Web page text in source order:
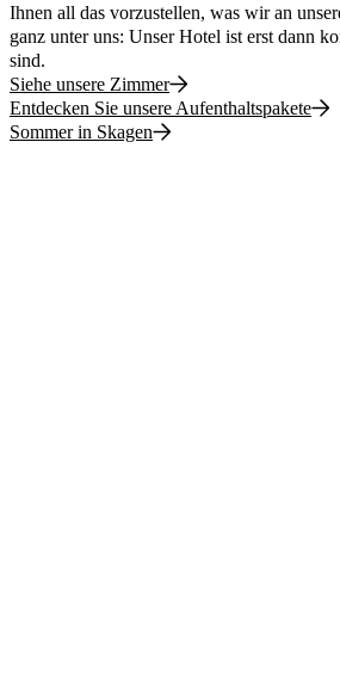
Ihnen all das vorzustellen, was wir an
ganz unter uns: Unser Hotel ist erst dann
sind.
Siehe unsere Zimmer
Entdecken Sie unsere Aufenthaltspakete
Sommer in Skagen